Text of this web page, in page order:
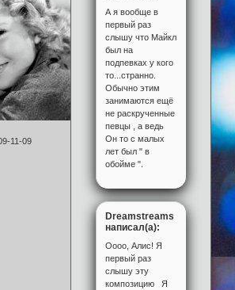
11-09
А я вообще в
первый раз
слышу что Майкл
был на
подпевках у кого
то...странно.
Обычно этим
занимаются ещё
не раскрученные
певцы , а ведь
Он то с малых
лет был " в
обойме ".
Dreamstreams
написал(а):
Оооо, Алис! Я
первый раз
слышу эту
композицию Я